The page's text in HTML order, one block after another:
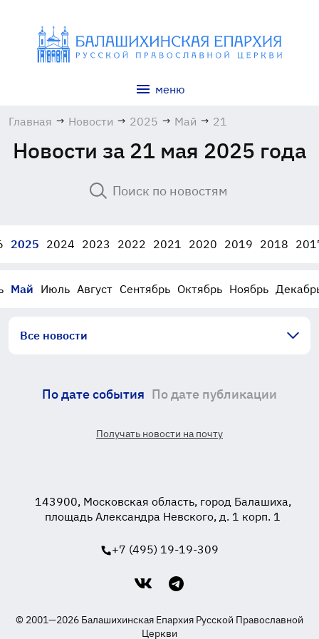
меню
Главная → Новости → 2025 → Май → 21
Новости за 21 мая 2025 года
2025 2024 2023 2022 2021 2020 2019 2018
Май Июль Август Сентябрь Октябрь Ноябрь
Все новости
По дате события По дате публикации
Получать новости на почту
143900, Московская область, город Балашиха,
площадь Александра Невского, д. 1 корп. 1
+7 (495) 19-19-309
© 2001—2026 Балашихинская Епархия Русской Православной
Церкви